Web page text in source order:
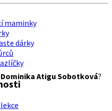
maminky
dárky
Dominika Atigu Sobotková?